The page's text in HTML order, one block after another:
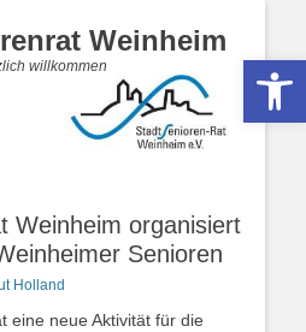
Weinheim
willkommen
Weinheim organisiert
Senioren
Holland
eine neue Aktivität für die